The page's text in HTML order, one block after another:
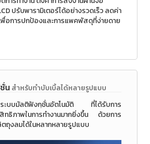
ปรับพารามิเตอร์ได้อย่างรวดเร็ว ลดค่า
พื่อการปกป้องและการแพคพัสดุที่ง่ายดาย
น สำหรับทำบับเบิ้ลได้หลายรูปแบบ
ระบบมัลติฟังกฺชั่นอัตโนมัติ ที่ได้รับการ
ทธิภาพในการทำงานมากยิ่งขึ้น ด้วยการ
ถุงลมได้ในหลากหลายรูปแบบ